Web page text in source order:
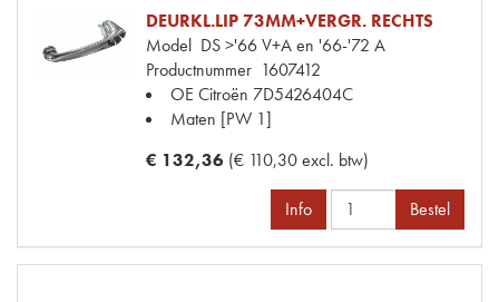
DEURKL.LIP 73MM+VERGR. RECHTS
Model DS >'66 V+A en '66-'72 A
Productnummer 1607412
OE Citroën 7D5426404C
Maten [PW 1]
€ 132,36 (€ 110,30 excl. btw)
Info Bestel